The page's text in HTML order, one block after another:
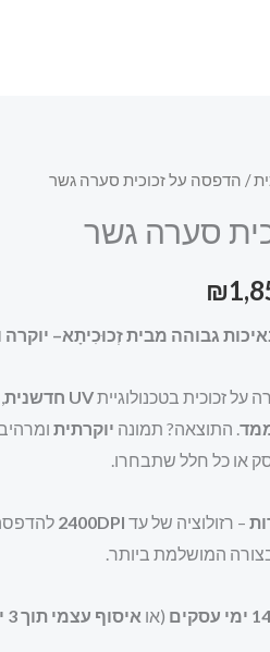
/ הדפסה על זכוכית סערה גשר
סערה גשר
₪
טווח
מחירים:
עד
גבוהה מבית זְכוּכִיתָא–
זכוכית בטכנולוגייתUV חדשנית
. התוצאה? תמונה יוקרתית
או כל חלל שתבחרו.
– רזולוציה של עד 2400DPI
המושלמת ביותר.
14 ימי עסקים (או איסוף עצמי תוך 3 ימים